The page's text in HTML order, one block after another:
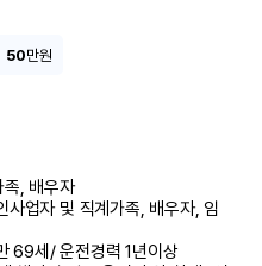
50만원
족, 배우자
사업자 및 직계가족, 배우자, 임
69세/ 운전경력 1년이상